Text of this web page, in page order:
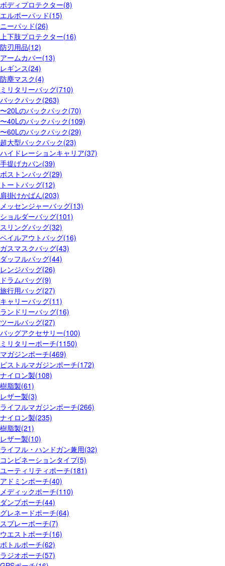
ボディプロテクター(8)
エルボーパッド(15)
ニーパッド(26)
上下肢プロテクター(16)
防刃用品(12)
アームカバー(13)
レギンス(24)
防塵マスク(4)
ミリタリーバッグ(710)
バックパック(263)
〜20Lのバックパック(70)
〜40Lのバックパック(109)
〜60Lのバックパック(29)
超大型バックパック(23)
ハイドレーションキャリア(37)
手提げカバン(39)
ボストンバッグ(29)
トートバッグ(12)
肩掛けかばん(203)
メッセンジャーバッグ(13)
ショルダーバッグ(101)
スリングバッグ(32)
ベイルアウトバッグ(16)
ガスマスクバッグ(43)
ダッフルバッグ(44)
レンジバッグ(26)
ドラムバッグ(9)
旅行用バッグ(27)
キャリーバッグ(11)
ランドリーバッグ(16)
ツールバッグ(27)
バッグアクセサリー(100)
ミリタリーポーチ(1150)
マガジンポーチ(469)
ピストルマガジンポーチ(172)
ナイロン製(108)
樹脂製(61)
レザー製(3)
ライフルマガジンポーチ(266)
ナイロン製(235)
樹脂製(21)
レザー製(10)
ライフル・ハンドガン兼用(32)
コンビネーションタイプ(5)
ユーティリティポーチ(181)
アドミンポーチ(40)
メディックポーチ(110)
ダンプポーチ(44)
グレネードポーチ(64)
スプレーポーチ(7)
ウエストポーチ(16)
ボトルポーチ(62)
ラジオポーチ(57)